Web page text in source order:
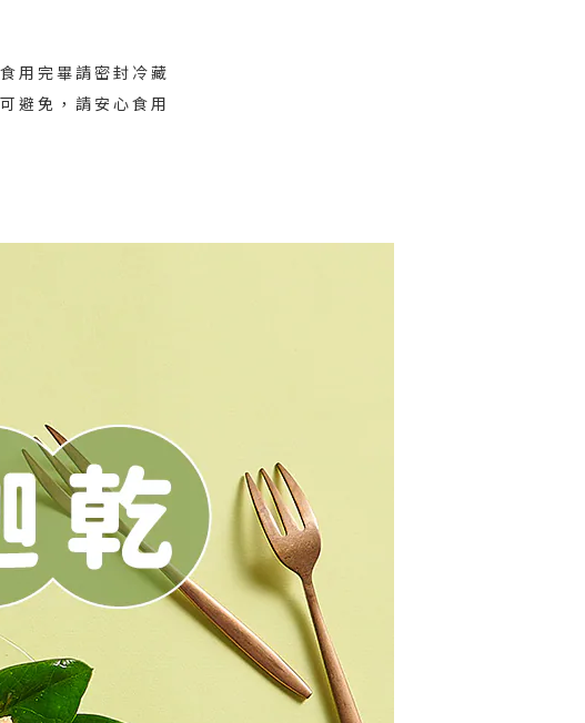
用完畢請密封冷藏
避免，請安心食用